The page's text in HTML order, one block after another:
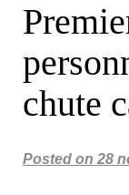
chute
Posted on 28